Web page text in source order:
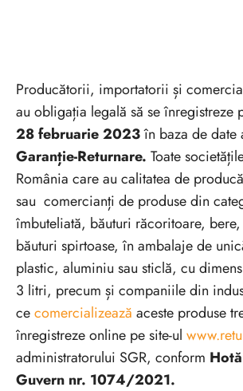
Producătorii, importatorii și
au obligația legală să se înregistreze
28 februarie 2023în baza de date
Garanție-Returnare. Toate
România care au calitatea de
sau comercianți de produse din
îmbuteliată, băuturi răcoritoare,
băuturi spirtoase, în ambalaje de
plastic, aluminiu sau sticlă, cu
3 litri, precum și companiile din
cecomercializează aceste produse
înregistreze online pe site-ul
administratorului SGR, conform
Guvern nr. 1074/2021.